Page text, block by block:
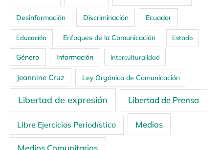
Desinformación Discriminación Ecuador
Educación Enfoques de la Comunicación Estado
Género Información Interculturalidad
Jeannine Cruz Ley Orgánica de Comunicación
Libertad de expresión Libertad de Prensa
Libre Ejercicios Periodístico Medios
Medios Comunitarios